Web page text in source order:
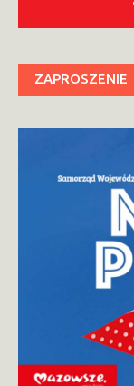
ZAPROSZENIE